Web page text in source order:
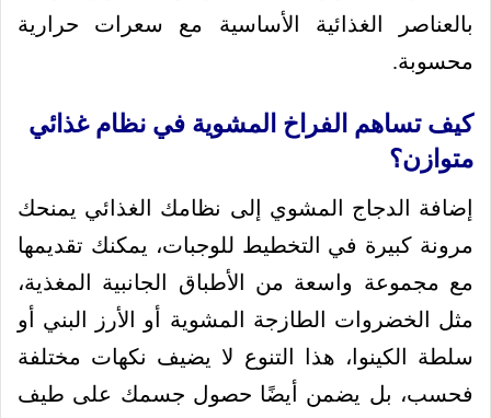
بالعناصر الغذائية الأساسية مع سعرات حرارية
محسوبة.
كيف تساهم الفراخ المشوية في نظام غذائي
متوازن؟
إضافة الدجاج المشوي إلى نظامك الغذائي يمنحك
مرونة كبيرة في التخطيط للوجبات، يمكنك تقديمها
مع مجموعة واسعة من الأطباق الجانبية المغذية،
مثل الخضروات الطازجة المشوية أو الأرز البني أو
سلطة الكينوا، هذا التنوع لا يضيف نكهات مختلفة
فحسب، بل يضمن أيضًا حصول جسمك على طيف